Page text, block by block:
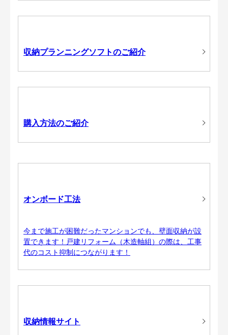
収納プランニングソフトのご紹介
購入方法のご紹介
オンボード工法
今まで施工が困難だったマンションでも、壁面収納が設
置できます！戸建リフォーム（木造軸組）の際は、工事
代のコスト抑制につながります！
収納情報サイト